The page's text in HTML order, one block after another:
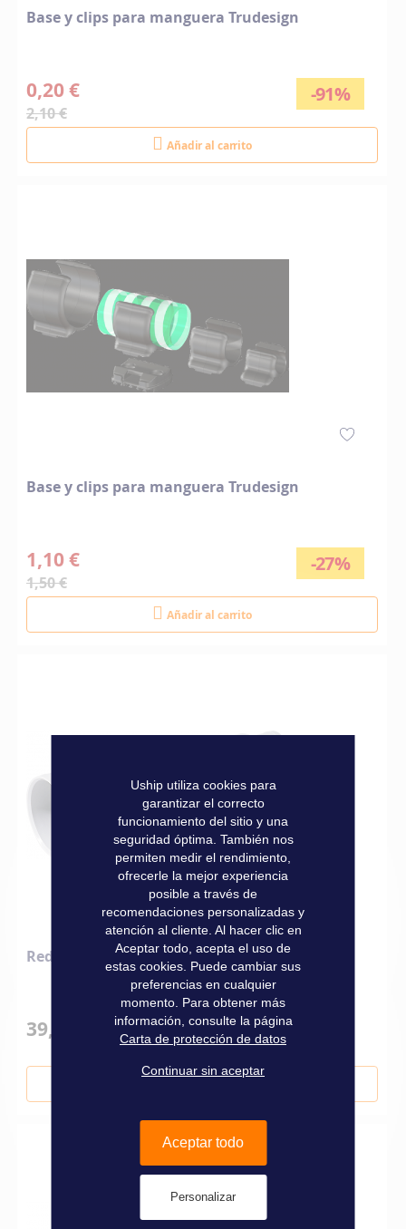
Base y clips para manguera Trudesign
-91%
0,20 €
2,10 €
Añadir al carrito
Base y clips para manguera Trudesign
-27%
1,10 €
1,50 €
Añadir al carrito
Reductor de tubo
39,90 €
Uship utiliza cookies para
garantizar el correcto
funcionamiento del sitio y una
seguridad óptima. También nos
permiten medir el rendimiento,
ofrecerle la mejor experiencia
posible a través de
recomendaciones personalizadas y
atención al cliente. Al hacer clic en
Aceptar todo, acepta el uso de
estas cookies. Puede cambiar sus
preferencias en cualquier
momento. Para obtener más
información, consulte la página
Carta de protección de datos
Continuar sin aceptar
Aceptar todo
Personalizar